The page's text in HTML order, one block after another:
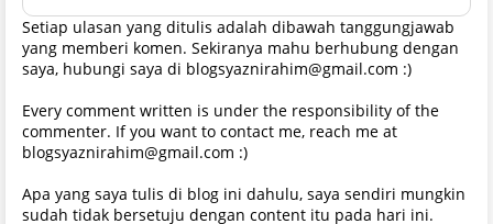
Setiap ulasan yang ditulis adalah dibawah tanggungjawab
yang memberi komen. Sekiranya mahu berhubung dengan
saya, hubungi saya di blogsyaznirahim@gmail.com :)
Every comment written is under the responsibility of the
commenter. If you want to contact me, reach me at
blogsyaznirahim@gmail.com :)
Apa yang saya tulis di blog ini dahulu, saya sendiri mungkin
sudah tidak bersetuju dengan content itu pada hari ini.